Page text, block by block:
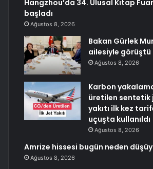
Hangzhou’da 34. Ulusal Kitap
başladı
Ağustos 8, 2026
Bakan Gürlek
ailesiyle görüştü
Ağustos 8, 2026
Karbon
üretilen sentetik
yakıtı ilk kez
uçuşta kullanıldı
Ağustos 8, 2026
Amrize hissesi bugün neden
Ağustos 8, 2026